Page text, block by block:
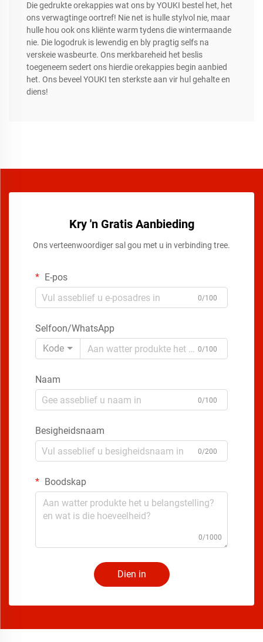
Die gedrukte orekappies wat ons by YOUKI bestel het, het
ons verwagtinge oortref! Nie net is hulle stylvol nie, maar
hulle hou ook ons kliënte warm tydens die wintermaande
nie. Die logodruk is lewendig en bly pragtig selfs na
verskeie wasbeurte. Ons merkbareheid het beslis
toegeneem sedert ons hierdie orekappies begin aanbied
het. Ons beveel YOUKI ten sterkste aan vir hul gehalte en
diens!
Kry 'n Gratis Aanbieding
Ons verteenwoordiger sal gou met u in verbinding tree.
E-pos
0/100
Selfoon/WhatsApp
Kode
0/100
Naam
0/100
Besigheidsnaam
0/200
Boodskap
0/1000
Dien in